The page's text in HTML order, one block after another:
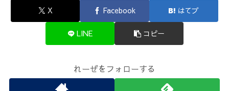
X Facebook はてブ
LINE コピー
れーぜをフォローする